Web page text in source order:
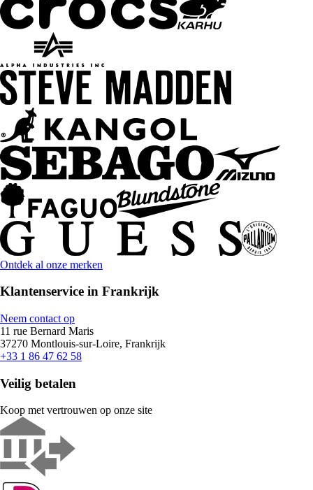
Ontdek al onze merken
Klantenservice in Frankrijk
Neem contact op
11 rue Bernard Maris
37270 Montlouis-sur-Loire, Frankrijk
+33 1 86 47 62 58
Veilig betalen
Koop met vertrouwen op onze site